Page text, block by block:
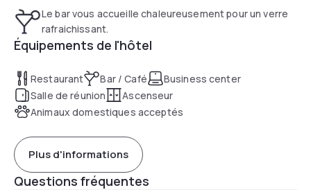
Le bar vous accueille chaleureusement pour un verre
rafraichissant.
Équipements de l'hôtel
Restaurant Bar / Café
Business center
Salle de réunion
Ascenseur
Animaux domestiques acceptés
Plus d'informations
Questions fréquentes